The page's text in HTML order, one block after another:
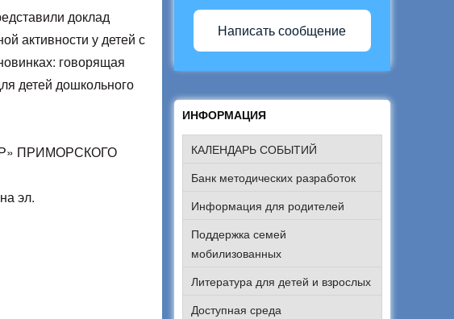
доклад
активности у детей с
говорящая
детей дошкольного
ПРИМОРСКОГО
эл.
Написать сообщение
ИНФОРМАЦИЯ
КАЛЕНДАРЬ СОБЫТИЙ
Банк методических разработок
Информация для родителей
Поддержка семей
мобилизованных
Литература для детей и взрослых
Доступная среда